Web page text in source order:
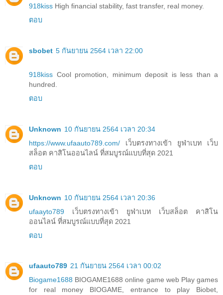
918kiss High financial stability, fast transfer, real money.
ตอบ
sbobet 5 กันยายน 2564 เวลา 22:00
918kiss Cool promotion, minimum deposit is less than a
hundred.
ตอบ
Unknown 10 กันยายน 2564 เวลา 20:34
https://www.ufaauto789.com/ เว็บตรงทางเข้า ยูฟ่าเบท เว็บ
สล็อต คาสิโนออนไลน์ ที่สมบูรณ์แบบที่สุด 2021
ตอบ
Unknown 10 กันยายน 2564 เวลา 20:36
ufaayto789 เว็บตรงทางเข้า ยูฟ่าเบท เว็บสล็อต คาสิโน
ออนไลน์ ที่สมบูรณ์แบบที่สุด 2021
ตอบ
ufaauto789 21 กันยายน 2564 เวลา 00:02
Biogame1688 BIOGAME1688 online game web Play games
for real money BIOGAME, entrance to play Biobet,